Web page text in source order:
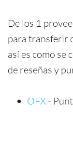
De los 1
para transferir
así es como se
de reseñas y
OFX -